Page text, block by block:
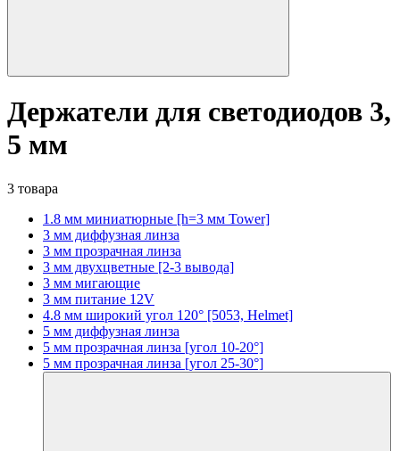
Держатели для светодиодов 3,
5 мм
3 товара
1.8 мм миниатюрные [h=3 мм Tower]
3 мм диффузная линза
3 мм прозрачная линза
3 мм двухцветные [2-3 вывода]
3 мм мигающие
3 мм питание 12V
4.8 мм широкий угол 120° [5053, Helmet]
5 мм диффузная линза
5 мм прозрачная линза [угол 10-20°]
5 мм прозрачная линза [угол 25-30°]